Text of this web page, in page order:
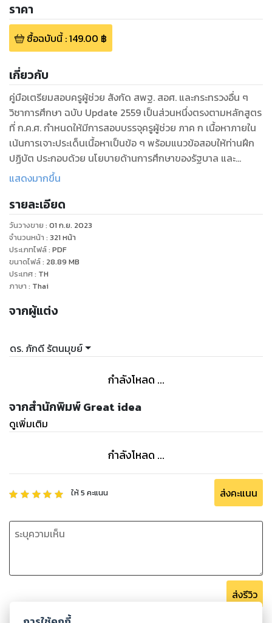
ราคา
ซื้อฉบับนี้:149.00 ฿
เกี่ยวกับ
คู่มือเตรียมสอบครูผู้ช่วย สังกัด สพฐ. สอศ. และกระทรวงอื่น ๆ
วิชาการศึกษา ฉบับ Update 2559 เป็นส่วนหนึ่งตรงตามหลักสูตร
ที่ ก.ค.ศ. กำหนดให้มีการสอบบรรจุครูผู้ช่วย ภาค ก เนื้อหาภายใน
เน้นการเจาะประเด็นเนื้อหาเป็นข้อ ๆ พร้อมแนวข้อสอบให้ท่านฝึก
ปฏิบัต ประกอบด้วย นโยบายด้านการศึกษาของรัฐบาล และ
กระทรวงศึกษาธิการ ควรรอบรู้ด้านสังคมเศรษฐกิจ การเมือง และ
ของ สพฐ. เนื้อหาเข้าใจง่าย อธิบายรายละเอียดเป็นประเด็นพร้อม
ยกตัวอย่างเปรียบเทียบ วิเคราะห์ สังเคราะห์ เหมาะสำหรับผู้ที่ไม่มี
เวลาอ่านรายละเอียดเนื้อหาในหนังสือ
สารบัญ
บทที่ 1 กฎหมายที่เกี่ยวข้องกับการปฏิบัติงานของครู
บทที่ 3 พระราชบัญญัติการศึกษาแห่งชาติ พ.ศ.2542
พ.ศ.2546
บทที่ 5 พระราชบัญญัติระเบียบข้าราชการครูและบุคลากรทางการ
บทที่ 6 พระราชบัญญัติสภาครูและบุคลากรทางการศึกษา
พ.ศ.2546
บทที่ 7 พระราชบัญญัติคุ้มครองเด็ก พ.ศ.2546
บทที่ 8 พระราชบัญญัติการจัดการศึกษาสำหรับคนพิการ
บทที่ 9 วัฒนธรรมและขนบธรรมเนียมประเพณีไทย
แสดงมากขึ้น
รายละเอียด
วันวางขาย : 01 ก.ย. 2023
จำนวนหน้า : 321 หน้า
ประเภทไฟล์: PDF
ขนาดไฟล์: 28.89 MB
ประเทศ: TH
ภาษา : Thai
จากผู้แต่ง
ดร. ภักดี รัตนมุขย์
กำลังโหลด ...
จากสำนักพิมพ์ Great idea
ดูเพิ่มเติม
กำลังโหลด ...
ให้5 คะแนน ส่งคะแนน
ส่งรีวิว